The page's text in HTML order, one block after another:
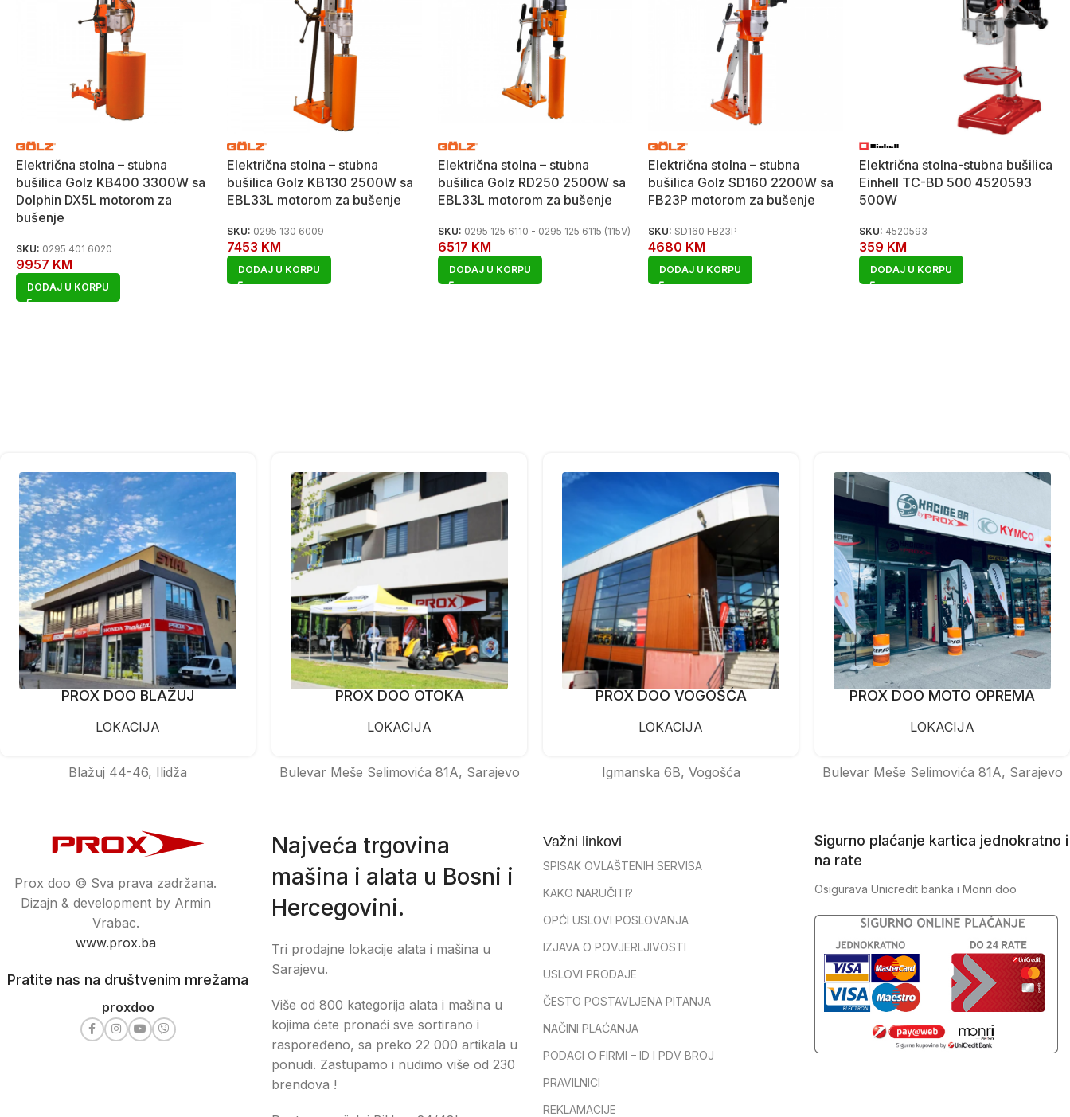
Električna stolna – stubna
bušilica Golz KB400 3300W sa
Dolphin DX5L motorom za
bušenje
SKU: 0295 401 6020
9957 KM
DODAJ U KORPU
Električna stolna – stubna
bušilica Golz KB130 2500W sa
EBL33L motorom za bušenje
SKU: 0295 130 6009
7453 KM
DODAJ U KORPU
Električna stolna – stubna
bušilica Golz RD250 2500W sa
EBL33L motorom za bušenje
SKU: 0295 125 6110 - 0295 125 6115 (115V)
6517 KM
DODAJ U KORPU
Električna stolna – stubna
bušilica Golz SD160 2200W sa
FB23P motorom za bušenje
SKU: SD160 FB23P
4680 KM
DODAJ U KORPU
Električna stolna-stubna bušilica
Einhell TC-BD 500 4520593
500W
SKU: 4520593
359 KM
DODAJ U KORPU
PROX DOO BLAŽUJ
LOKACIJA
Blažuj 44-46, Ilidža
PROX DOO OTOKA
LOKACIJA
Bulevar Meše Selimovića 81A, Sarajevo
PROX DOO VOGOŠĆA
LOKACIJA
Igmanska 6B, Vogošća
PROX DOO MOTO OPREMA
LOKACIJA
Bulevar Meše Selimovića 81A, Sarajevo
Prox doo © Sva prava zadržana.
Dizajn & development by Armin
Vrabac.
www.prox.ba
Pratite nas na društvenim mrežama
proxdoo
Najveća trgovina
mašina i alata u Bosni i
Hercegovini.
Tri prodajne lokacije alata i mašina u
Sarajevu.
Više od 800 kategorija alata i mašina u
kojima ćete pronaći sve sortirano i
raspoređeno, sa preko 22 000 artikala u
ponudi. Zastupamo i nudimo više od 230
brendova !
Važni linkovi
SPISAK OVLAŠTENIH SERVISA
KAKO NARUČITI?
OPĆI USLOVI POSLOVANJA
IZJAVA O POVJERLJIVOSTI
USLOVI PRODAJE
ČESTO POSTAVLJENA PITANJA
NAČINI PLAĆANJA
PODACI O FIRMI – ID I PDV BROJ
PRAVILNICI
REKLAMACIJE
Sigurno plaćanje kartica jednokratno i
na rate
Osigurava Unicredit banka i Monri doo